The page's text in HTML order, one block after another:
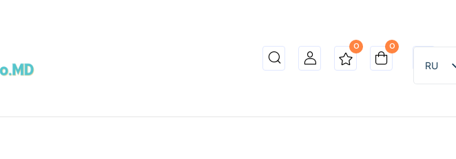
0 0
RU
Be the first to review “Конструктор (305 деталей) 61914”
Ваша оценка